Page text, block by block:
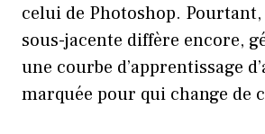
celui de Photoshop.
sous-jacente diffère encore,
une courbe d’apprentissage
marquée pour qui change de